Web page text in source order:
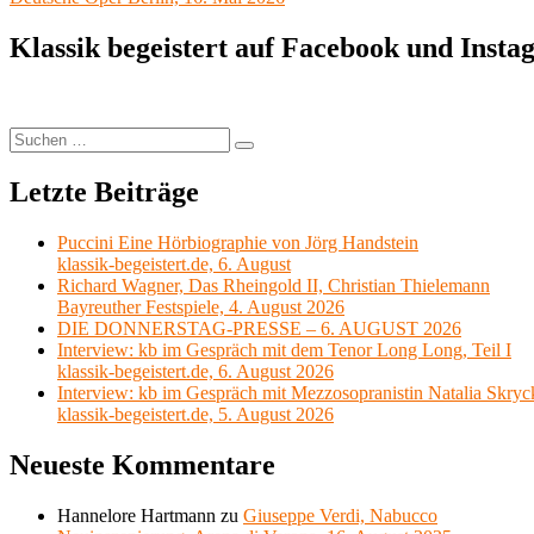
Klassik begeistert auf Facebook und
Suchen
nach:
Suchen
Letzte Beiträge
Puccini Eine Hörbiographie von Jörg Handstein
klassik-begeistert.de, 6. August
Richard Wagner, Das Rheingold II, Christian Thielemann
Bayreuther Festspiele, 4. August 2026
DIE DONNERSTAG-PRESSE – 6. AUGUST 2026
Interview: kb im Gespräch mit dem Tenor Long Long, Teil I
klassik-begeistert.de, 6. August 2026
Interview: kb im Gespräch mit Mezzosopranistin Natalia
klassik-begeistert.de, 5. August 2026
Neueste Kommentare
Hannelore Hartmann zu Giuseppe Verdi, Nabucco